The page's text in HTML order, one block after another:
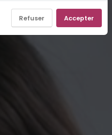
Refuser Accepter